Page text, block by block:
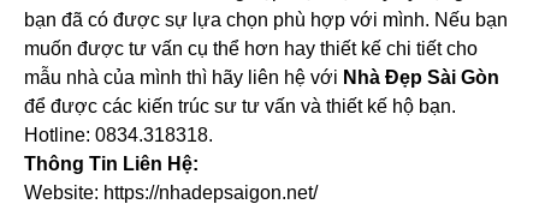
bạn đã có được sự lựa chọn phù hợp với mình. Nếu bạn
muốn được tư vấn cụ thể hơn hay thiết kế chi tiết cho
mẫu nhà của mình thì hãy liên hệ với Nhà Đẹp Sài Gòn
để được các kiến trúc sư tư vấn và thiết kế hộ bạn.
Hotline: 0834.318318.
Thông Tin Liên Hệ:
Website: https://nhadepsaigon.net/